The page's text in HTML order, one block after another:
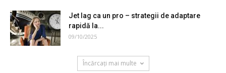
Jet lag ca un pro – strategii de adaptare
rapidă la...
09/10/2025
Încărcați mai multe